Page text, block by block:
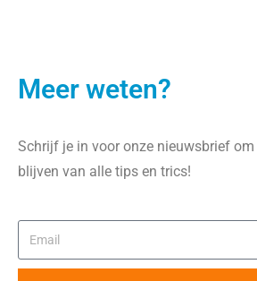
Meer weten?
Schrijf je in voor onze nieuwsbrief
blijven van alle tips en trics!